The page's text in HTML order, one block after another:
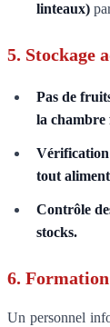
linteaux)
5. Stockage
Pas de
la chambre
Vérification
tout
Contrôle
stocks.
6.
Un personnel